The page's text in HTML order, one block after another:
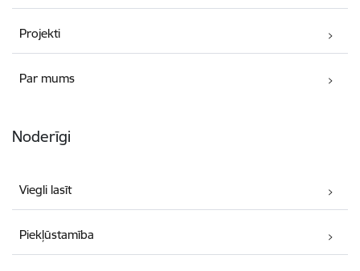
Projekti
Par mums
Noderīgi
Viegli lasīt
Piekļūstamība